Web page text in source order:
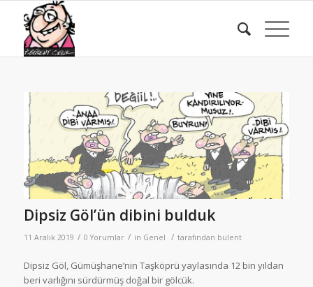
Dipsiz Göl’ün dibini bulduk
11 Aralık 2019 / 0 Yorumlar / in Genel / tarafından bulent
Dipsiz Göl, Gümüşhane’nin Taşköprü yaylasında 12 bin yıldan
beri varlığını sürdürmüş doğal bir gölcük.